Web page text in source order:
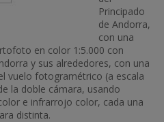
Principado
de Andorra,
con una
en color 1:5.000 con
y sus alrededores, con una
vuelo fotogramétrico (a escala
la doble cámara, usando
e infrarrojo color, cada una
distinta.